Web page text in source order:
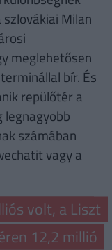
Milan
meglehetősen
bír. És
repülőtér a
legnagyobb
számában
vagy a
volt, a Liszt
12,2 millió